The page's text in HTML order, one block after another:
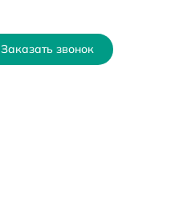
Заказать звонок